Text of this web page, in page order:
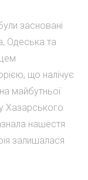
засновані
Одеська та
що налічує
майбутньої
Хазарського
нашестя
залишалася